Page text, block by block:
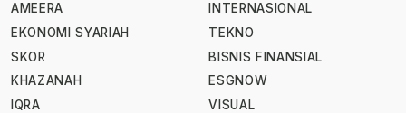
AMEERA
EKONOMI SYARIAH
SKOR
KHAZANAH
IQRA
INTERNASIONAL
TEKNO
BISNIS FINANSIAL
ESGNOW
VISUAL